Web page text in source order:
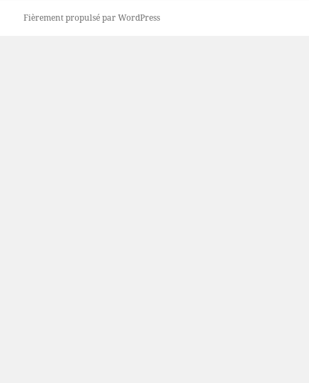
Fièrement propulsé par WordPress